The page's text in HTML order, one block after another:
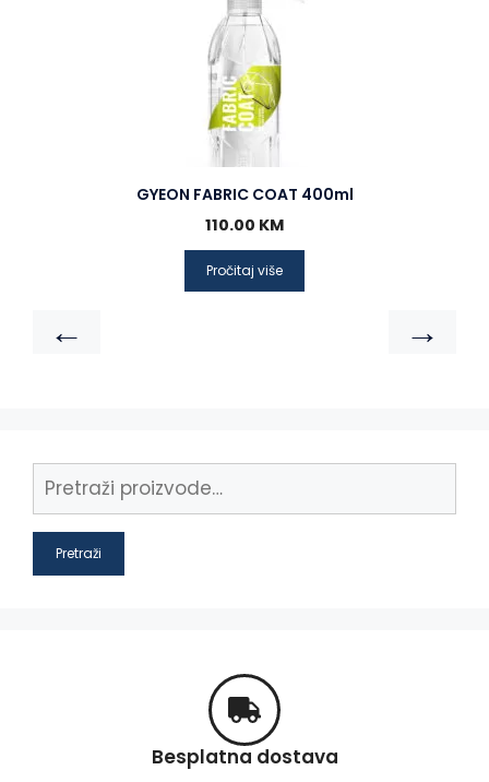
GYEON FABRIC COAT 400ml
110.00 KM
Pročitaj više
← →
Pretraži
Besplatna dostava